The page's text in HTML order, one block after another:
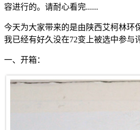
容进行的。请耐心看完......
今天为大家带来的是由陕西艾柯林环
我已经有好久没在72变上被选中参与
一、开箱：